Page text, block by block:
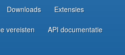
Downloads Extensies
vereisten API documentatie